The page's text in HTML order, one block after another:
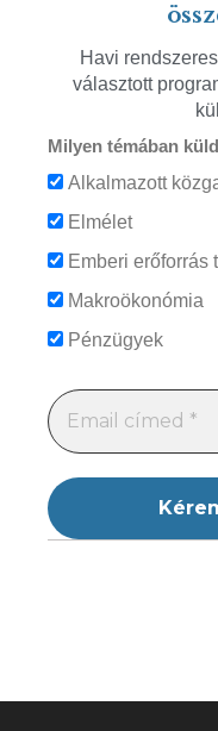
Havi
választott
Milyen témában
Alkalmazott
Elmélet
Emberi erőforrás
Makroökonómia
Pénzügyek